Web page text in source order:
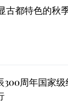
古都特色的秋
300周年国家级